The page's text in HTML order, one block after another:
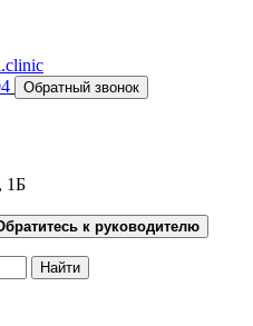
Обратный звонок
1Б
к руководителю